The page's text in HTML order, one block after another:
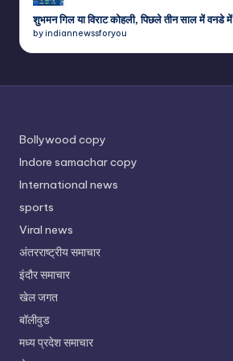
शुभमन गिल या विराट कोहली, पिछले तीन साल में वनडे
by indiannewssforyou
Bollywood copy
Indore samachar copy
International news
sports
Viral news
अंतरराष्ट्रीय समाचार
इंदौर समाचार
खेल जगत
बॉलीवुड
मध्य प्रदेश समाचार